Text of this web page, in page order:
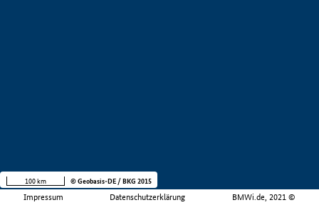
Impressum Datenschutzerklärung BMWi.de, 2021 ©
100 km © Geobasis-DE / BKG 2015